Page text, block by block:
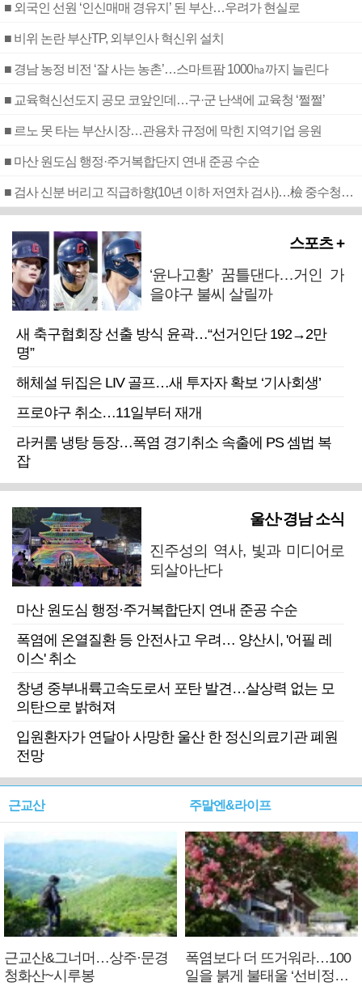
■ 외국인 선원 ‘인신매매 경유지’ 된 부산…우려가 현실로
■ 비위 논란 부산TP, 외부인사 혁신위 설치
■ 경남 농정 비전 ‘잘 사는 농촌’…스마트팜 1000㏊까지 늘린다
■ 교육혁신선도지 공모 코앞인데…구·군 난색에 교육청 ‘쩔쩔’
■ 르노 못 타는 부산시장…관용차 규정에 막힌 지역기업 응원
■ 마산 원도심 행정·주거복합단지 연내 준공 수순
■ 검사 신분 버리고 직급하향(10년 이하 저연차 검사)…檢 중수청행 기피
스포츠 +
‘윤나고황’ 꿈틀댄다…거인 가
을야구 불씨 살릴까
새 축구협회장 선출 방식 윤곽…“선거인단 192→2만
명”
해체설 뒤집은 LIV 골프…새 투자자 확보 ‘기사회생’
프로야구 취소…11일부터 재개
라커룸 냉탕 등장…폭염 경기취소 속출에 PS 셈법 복
잡
울산·경남 소식
진주성의 역사, 빛과 미디어로
되살아난다
마산 원도심 행정·주거복합단지 연내 준공 수순
폭염에 온열질환 등 안전사고 우려… 양산시, '어필 레
이스' 취소
창녕 중부내륙고속도로서 포탄 발견…살상력 없는 모
의탄으로 밝혀져
입원환자가 연달아 사망한 울산 한 정신의료기관 폐원
전망
근교산
근교산&그너머…상주·문경
청화산~시루봉
주말엔&라이프
폭염보다 더 뜨거워라…100
일을 붉게 불태울 ‘선비정신’